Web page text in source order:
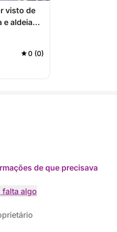
visto de
e aldeias
0 (0)
de que precisava
falta algo